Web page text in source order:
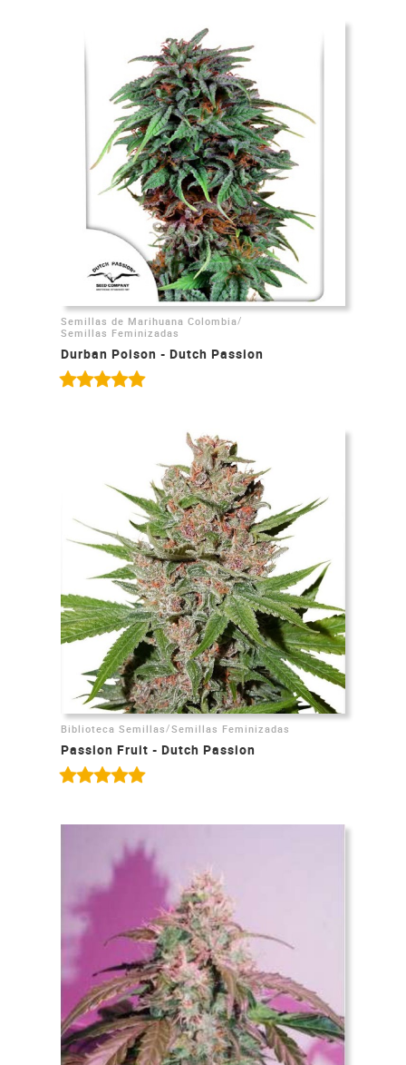
Semillas de Marihuana Colombia /
Semillas Feminizadas
Durban Poison - Dutch Passion
Biblioteca Semillas /Semillas Feminizadas
Passion Fruit - Dutch Passion